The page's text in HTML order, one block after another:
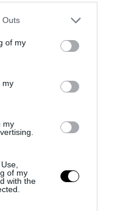
one or more Google
You may click to
its third-party tags to
in below Google
Outs
of my
my
my
of my
with the
40χρονο
«Έντικ» –
&